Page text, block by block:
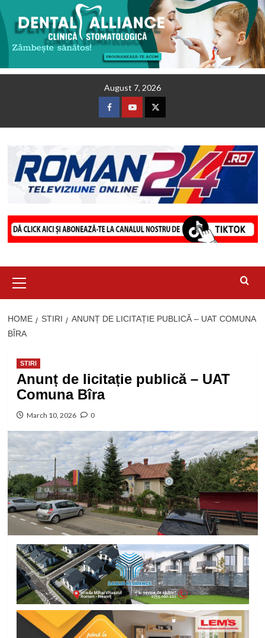
August 7, 2026
FacebookYoutubeTwitter
Menu
HOME STIRI
ANUNȚ DE LICITAȚIE PUBLICĂ – UAT COMUNA
BÎRA
STIRI
Anunț de licitație publică – UAT
Comuna Bîra
March 10, 2026 0